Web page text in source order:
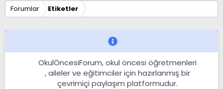
Forumlar Etiketler
OkulÖncesiForum, okul öncesi öğretmenleri
, aileler ve eğitimciler için hazırlanmış bir
çevrimiçi paylaşım platformudur.